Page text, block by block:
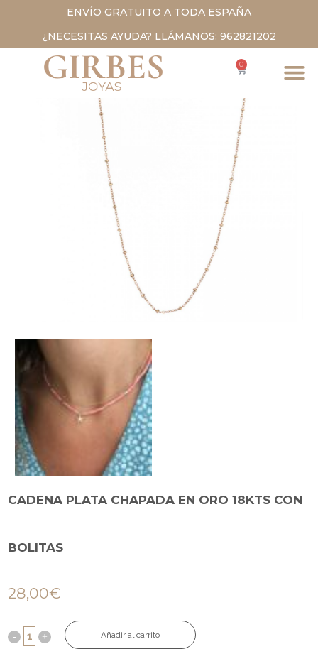
ENVÍO GRATUITO A TODA ESPAÑA
¿NECESITAS AYUDA? LLÁMANOS: 962821202
0
CADENA PLATA CHAPADA EN ORO 18KTS CON
BOLITAS
28,00€
Añadir al carrito